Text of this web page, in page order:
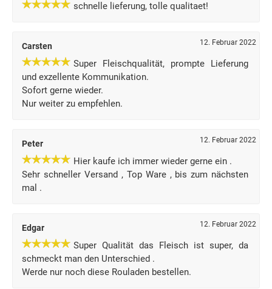
schnelle lieferung, tolle qualitaet!
Carsten 12. Februar 2022
Super Fleischqualität, prompte Lieferung
und exzellente Kommunikation.
Sofort gerne wieder.
Nur weiter zu empfehlen.
Peter 12. Februar 2022
Hier kaufe ich immer wieder gerne ein .
Sehr schneller Versand , Top Ware , bis zum nächsten
mal .
Edgar 12. Februar 2022
Super Qualität das Fleisch ist super, da
schmeckt man den Unterschied .
Werde nur noch diese Rouladen bestellen.